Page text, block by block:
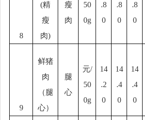
8
(精
瘦
肉)
瘦
肉
50
0g
.8
0
.8
0
.8
0
9
鲜猪
肉
（腿
心）
腿
心
元/
50
0g
14
.2
0
14
.4
0
14
.4
0